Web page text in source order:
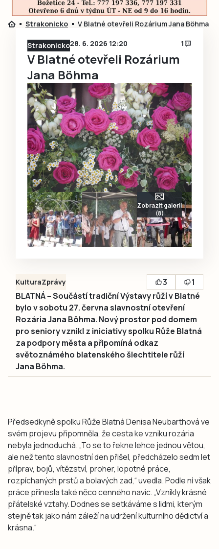
Strakonicko V Blatné otevřeli Rozárium Jana Böhma
Strakonicko28. 6. 2026 12:20 1
V Blatné otevřeli Rozárium
Jana Böhma
Zobrazit galerii
(8)
KulturaZprávy 3
1
BLATNÁ – Součástí tradiční Výstavy růží v Blatné
bylo v sobotu 27. června slavnostní otevření
Rozária Jana Böhma. Nový prostor pod domem
pro seniory vznikl z iniciativy spolku Růže Blatná
za podpory města a připomíná odkaz
světoznámého blatenského šlechtitele růží
Jana Böhma.
Předsedkyně spolku Růže Blatná Denisa Neubarthová ve
svém projevu připomněla, že cesta ke vzniku rozária
nebyla jednoduchá. „To se to řekne lehce jednou větou,
ale než tento slavnostní den přišel, předcházelo sedm let
příprav, bojů, vítězství, proher, lopotné práce,
rozpíchaných prstů a bolavých zad,“ uvedla. Podle ní však
práce přinesla také něco cenného navíc. „Vznikly krásné
přátelské vztahy. Dodnes se setkáváme s lidmi, kterým
stejně tak jako nám záleží na udržení kulturního dědictví a
krásna.“